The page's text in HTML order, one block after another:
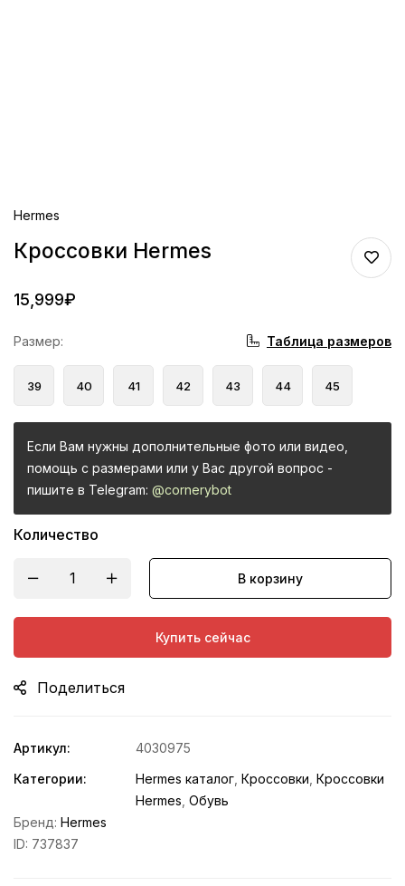
Hermes
Кроссовки Hermes
15,999₽
Размер: Таблица размеров
39 40 41 42 43 44 45
Если Вам нужны дополнительные фото или видео,
помощь с размерами или у Вас другой вопрос -
пишите в Telegram: @cornerybot
Количество
В корзину
Купить сейчас
Поделиться
Артикул:
4030975
Категории:
Hermes каталог Кроссовки Кроссовки
Hermes Обувь
Бренд: Hermes
ID: 737837